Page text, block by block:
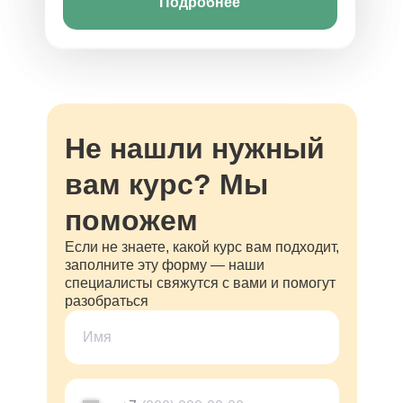
Подробнее
Не нашли нужный
вам курс? Мы
поможем
Если не знаете, какой курс вам подходит,
заполните эту форму — наши
специалисты свяжутся с вами и помогут
разобраться